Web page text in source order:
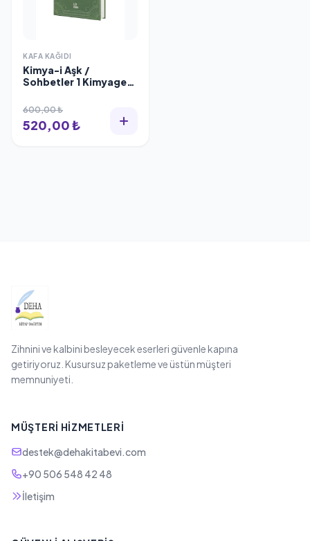
KAFA KAĞIDI
Kimya-i Aşk /
Sohbetler 1 Kimyager
600,00 ₺
520,00 ₺
Zihnini ve kalbini besleyecek eserleri güvenle kapına
getiriyoruz. Kusursuz paketleme ve üstün müşteri
memnuniyeti.
MÜŞTERI HIZMETLERI
destek@dehakitabevi.com
+90 506 548 42 48
İletişim